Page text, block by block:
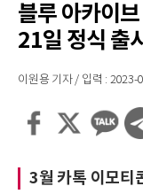
블루 아카이
21일 정식 출시
이원용 기자 / 입력 : 2023-
3월 카톡 이모티